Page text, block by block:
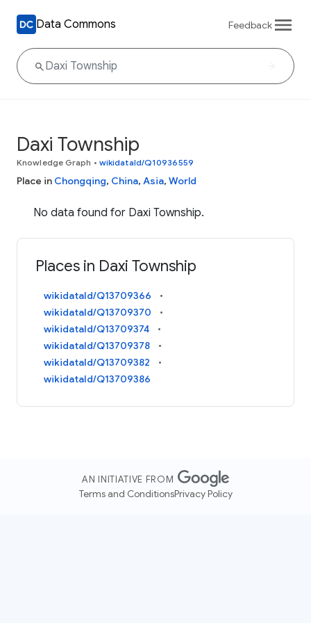
Data Commons Feedback
Daxi Township
Knowledge Graph • wikidataId/Q10936559
Place in Chongqing, China, Asia, World
No data found for Daxi Township.
Places in Daxi Township
wikidataId/Q13709366
wikidataId/Q13709370
wikidataId/Q13709374
wikidataId/Q13709378
wikidataId/Q13709382
wikidataId/Q13709386
AN INITIATIVE FROM
Terms and ConditionsPrivacy Policy